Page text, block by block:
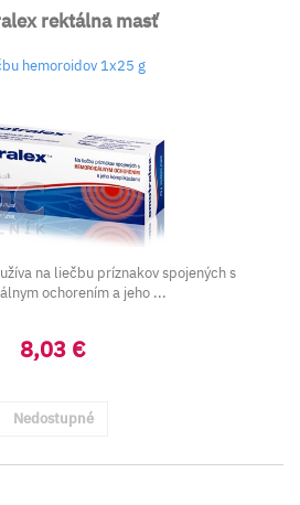
rektálna masť
hemoroidov 1x25 g
na liečbu príznakov spojených s
ochorením a jeho ...
8,03 €
Nedostupné